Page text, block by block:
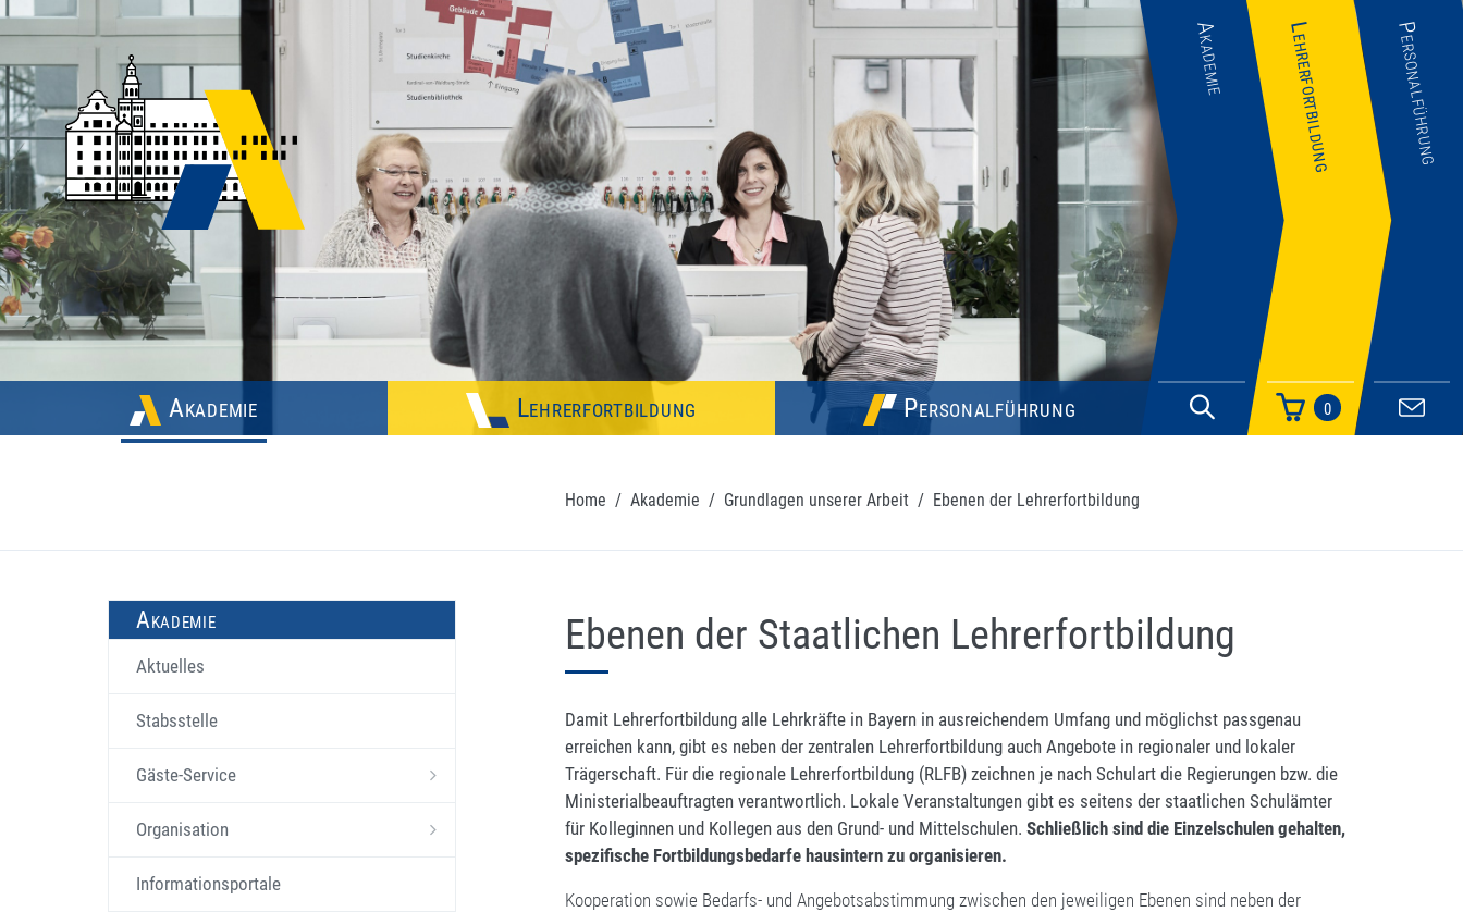
Akademie Lehrerfortbildung Personalführung 0
Akademie Lehrerfortbildung Personalführung
Home / Akademie / Grundlagen unserer Arbeit / Ebenen der Lehrerfortbildung
Akademie
Aktuelles
Stabsstelle
Gäste-Service
Organisation
Informationsportale
Ebenen der Staatlichen Lehrerfortbildung
Damit Lehrerfortbildung alle Lehrkräfte in Bayern in ausreichendem Umfang und möglichst passgenau
erreichen kann, gibt es neben der zentralen Lehrerfortbildung auch Angebote in regionaler und lokaler
Trägerschaft. Für die regionale Lehrerfortbildung (RLFB) zeichnen je nach Schulart die Regierungen bzw. die
Ministerialbeauftragten verantwortlich. Lokale Veranstaltungen gibt es seitens der staatlichen Schulämter
für Kolleginnen und Kollegen aus den Grund- und Mittelschulen. Schließlich sind die Einzelschulen gehalten,
spezifische Fortbildungsbedarfe hausintern zu organisieren.
Kooperation sowie Bedarfs- und Angebotsabstimmung zwischen den jeweiligen Ebenen sind neben der